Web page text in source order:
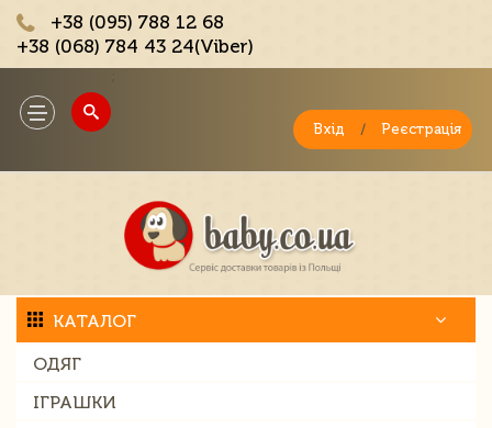
+38 (095) 788 12 68
+38 (068) 784 43 24(Viber)
Toggle
navigation
Вхід / Реєстрація
КАТАЛОГ
ОДЯГ
ІГРАШКИ